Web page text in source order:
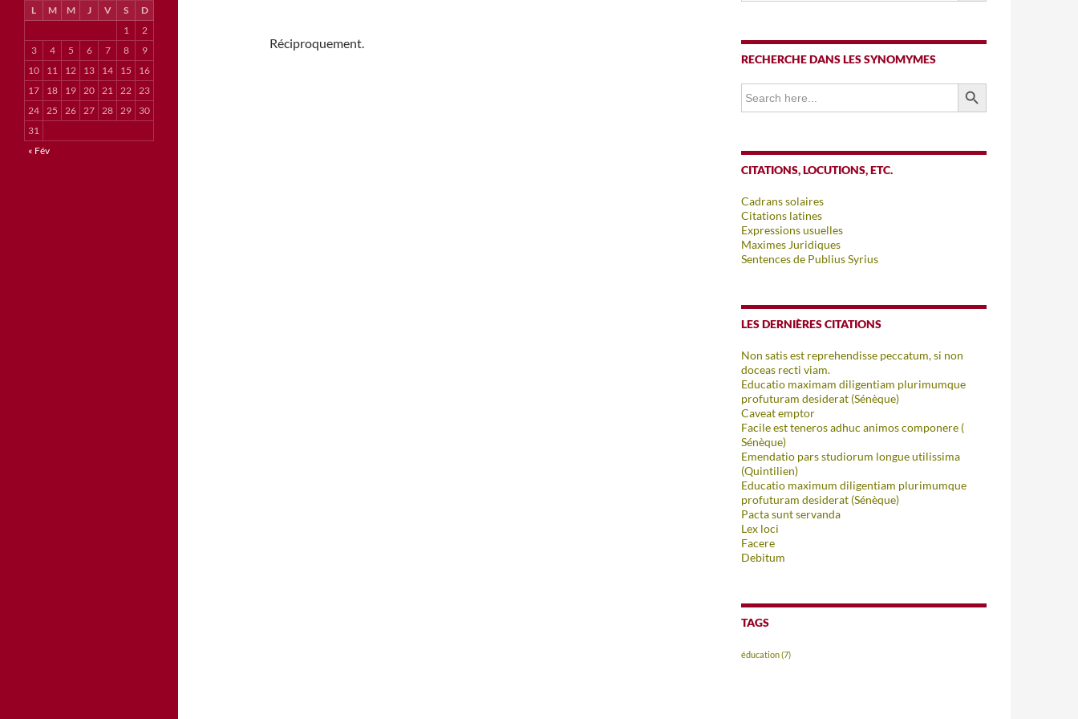
Réciproquement.
RECHERCHE DANS LES SYNOMYMES
Search
for:
SEARCH BUTTON
CITATIONS, LOCUTIONS, ETC.
Cadrans solaires
Citations latines
Expressions usuelles
Maximes Juridiques
Sentences de Publius Syrius
LES DERNIÈRES CITATIONS
Non satis est reprehendisse peccatum, si non
doceas recti viam.
Educatio maximam diligentiam plurimumque
profuturam desiderat (Sénèque)
Caveat emptor
Facile est teneros adhuc animos componere (
Sénèque)
Emendatio pars studiorum longue utilissima
(Quintilien)
Educatio maximum diligentiam plurimumque
profuturam desiderat (Sénèque)
Pacta sunt servanda
Lex loci
Facere
Debitum
TAGS
éducation(7)
L M M J V S
D
1
2
3
4 5 6 7 8
9
10
11 12 13 14 15
16
17
18 19 20 21 22 23
24 25 26 27 28 29
30
31
« Fév